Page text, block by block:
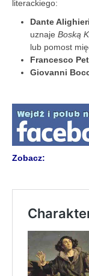
literackiego:
Dante Alighieri
uznaje Boską
lub pomost
Francesco
Giovanni
Zobacz: